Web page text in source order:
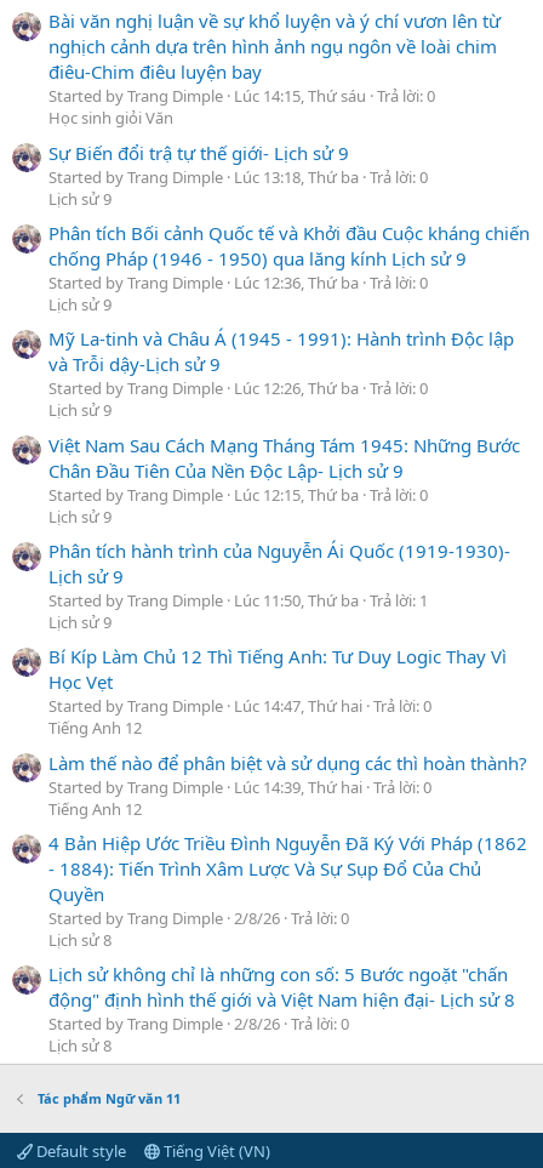
Bài văn nghị luận về sự khổ luyện và ý chí vươn lên từ
nghịch cảnh dựa trên hình ảnh ngụ ngôn về loài chim
điêu-Chim điêu luyện bay
Started by Trang Dimple Lúc 14:15, Thứ sáu Trả lời: 0
Học sinh giỏi Văn
Sự Biến đổi trậ tự thế giới- Lịch sử 9
Started by Trang Dimple Lúc 13:18, Thứ ba Trả lời: 0
Lịch sử 9
Phân tích Bối cảnh Quốc tế và Khởi đầu Cuộc kháng chiến
chống Pháp (1946 - 1950) qua lăng kính Lịch sử 9
Started by Trang Dimple Lúc 12:36, Thứ ba Trả lời: 0
Lịch sử 9
Mỹ La-tinh và Châu Á (1945 - 1991): Hành trình Độc lập
và Trỗi dậy-Lịch sử 9
Started by Trang Dimple Lúc 12:26, Thứ ba Trả lời: 0
Lịch sử 9
Việt Nam Sau Cách Mạng Tháng Tám 1945: Những Bước
Chân Đầu Tiên Của Nền Độc Lập- Lịch sử 9
Started by Trang Dimple Lúc 12:15, Thứ ba Trả lời: 0
Lịch sử 9
Phân tích hành trình của Nguyễn Ái Quốc (1919-1930)-
Lịch sử 9
Started by Trang Dimple Lúc 11:50, Thứ ba Trả lời: 1
Lịch sử 9
Bí Kíp Làm Chủ 12 Thì Tiếng Anh: Tư Duy Logic Thay Vì
Học Vẹt
Started by Trang Dimple Lúc 14:47, Thứ hai Trả lời: 0
Tiếng Anh 12
Làm thế nào để phân biệt và sử dụng các thì hoàn thành?
Started by Trang Dimple Lúc 14:39, Thứ hai Trả lời: 0
Tiếng Anh 12
4 Bản Hiệp Ước Triều Đình Nguyễn Đã Ký Với Pháp (1862
- 1884): Tiến Trình Xâm Lược Và Sự Sụp Đổ Của Chủ
Quyền
Started by Trang Dimple 2/8/26 Trả lời: 0
Lịch sử 8
Lịch sử không chỉ là những con số: 5 Bước ngoặt "chấn
động" định hình thế giới và Việt Nam hiện đại- Lịch sử 8
Started by Trang Dimple 2/8/26 Trả lời: 0
Lịch sử 8
Tác phẩm Ngữ văn 11
Default style Tiếng Việt (VN)